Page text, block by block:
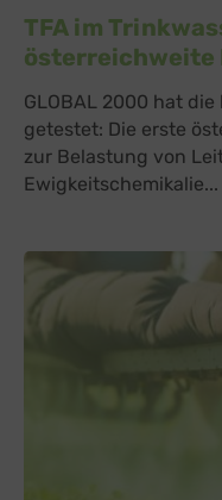
TFA im
österreichweite
GLOBAL 2000 hat
getestet: Die erste
zur Belastung von
Ewigkeitschemikalie...